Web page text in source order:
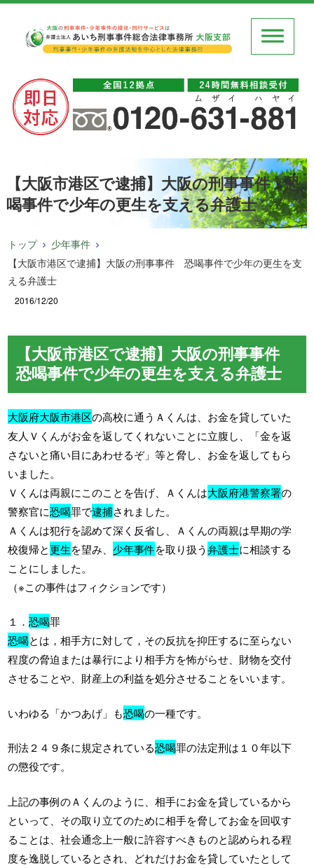
【大阪市港区で逮捕】大阪の刑事事件 恐
喝事件で少年の更生を支える弁護士
トップ
少年事件
【大阪市港区で逮捕】大阪の刑事事件 恐喝事件で少年の更生を支
える弁護士
2016/12/20
【大阪市港区で逮捕】大阪の刑事事件
恐喝事件で少年の更生を支える弁護士
大阪府大阪市港区の高校に通うＡくんは、お金を貸していた
友人Ｖくんがお金を返してくれないことに立腹し、「金を返
さないと痛い目にあわせるぞ」等と脅し、お金を返してもら
いました。
Ｖくんは両親にこのことを告げ、Ａくんは大阪府港警察署の
警察官に恐喝罪で逮捕されました。
Ａくんは犯行を認めて深く反省し、Ａくんの両親は早期の学
校復帰と更生を望み、 少年事件を取り扱う弁護士に相談する
ことにしました。
（※この事件はフィクションです）
１．恐喝罪
恐喝とは，相手方に対して，その反抗を抑圧するに至らない
程度の脅迫または暴行により相手方を怖がらせ、財物を交付
させることや、財産上の利益を処分させることをいいます。
いわゆる「かつあげ」も恐喝の一種です。
刑法２４９条に規定されている恐喝罪の法定刑は１０年以下
の懲役です。
上記の事例のＡくんのように、相手にお金を貸しているから
といって、その取り立てのために相手を脅してお金を回収す
ることは、社会通念上一般に許容すべきものと認められる程
度を逸脱しているとされ、どれだけお金を貸していたとして